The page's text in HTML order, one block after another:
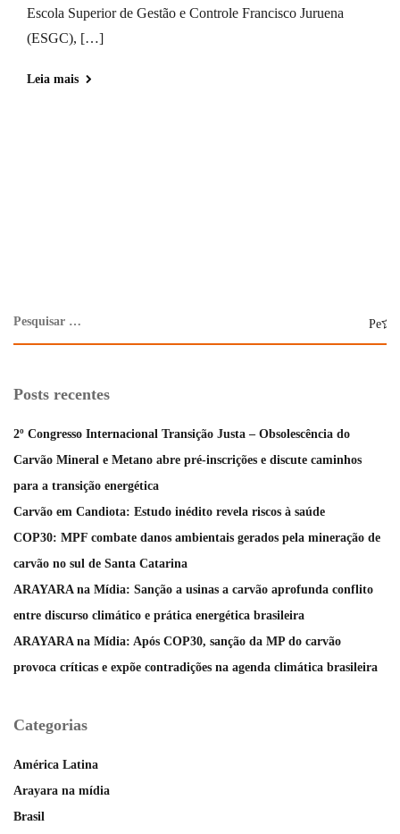
Escola Superior de Gestão e Controle Francisco Juruena
(ESGC), […]
Leia mais
Posts recentes
2º Congresso Internacional Transição Justa – Obsolescência do
Carvão Mineral e Metano abre pré-inscrições e discute caminhos
para a transição energética
Carvão em Candiota: Estudo inédito revela riscos à saúde
COP30: MPF combate danos ambientais gerados pela mineração de
carvão no sul de Santa Catarina
ARAYARA na Mídia: Sanção a usinas a carvão aprofunda conflito
entre discurso climático e prática energética brasileira
ARAYARA na Mídia: Após COP30, sanção da MP do carvão
provoca críticas e expõe contradições na agenda climática brasileira
Categorias
América Latina
Arayara na mídia
Brasil